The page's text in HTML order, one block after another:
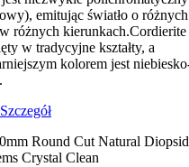
emitując światło o różnych
różnych kierunkach.Cordierite
w tradycyjne kształty, a
kolorem jest
Szczegół